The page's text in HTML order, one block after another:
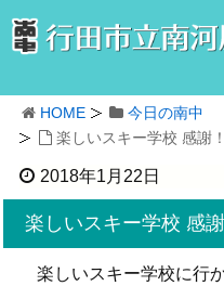
HOME
今日の南中
楽しいスキー学校 感謝
2018年1月22日
楽しいスキー学校 感
楽しいスキー学校に行